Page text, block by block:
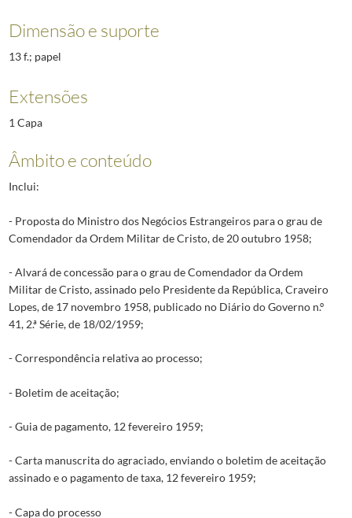
Dimensão e suporte
13 f.; papel
Extensões
1 Capa
Âmbito e conteúdo
Inclui:
- Proposta do Ministro dos Negócios Estrangeiros para o grau de
Comendador da Ordem Militar de Cristo, de 20 outubro 1958;
- Alvará de concessão para o grau de Comendador da Ordem
Militar de Cristo, assinado pelo Presidente da República, Craveiro
Lopes, de 17 novembro 1958, publicado no Diário do Governo n.º
41, 2.ª Série, de 18/02/1959;
- Correspondência relativa ao processo;
- Boletim de aceitação;
- Guia de pagamento, 12 fevereiro 1959;
- Carta manuscrita do agraciado, enviando o boletim de aceitação
assinado e o pagamento de taxa, 12 fevereiro 1959;
- Capa do processo